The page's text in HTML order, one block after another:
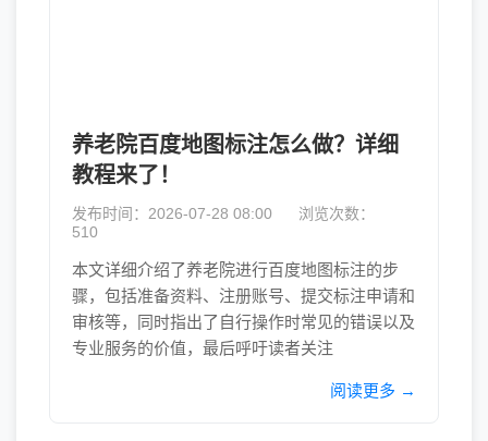
养老院百度地图标注怎么做？详细
教程来了！
发布时间：2026-07-28 08:00
浏览次数：
510
本文详细介绍了养老院进行百度地图标注的步
骤，包括准备资料、注册账号、提交标注申请和
审核等，同时指出了自行操作时常见的错误以及
专业服务的价值，最后呼吁读者关注
阅读更多 →